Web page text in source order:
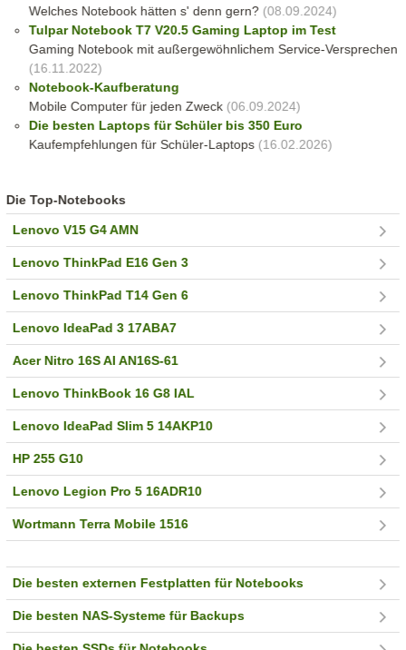
Welches Notebook hätten s' denn gern?(08.09.2024)
Tulpar Notebook T7 V20.5 Gaming Laptop im Test
Gaming Notebook mit außergewöhnlichem Service-Versprechen
(16.11.2022)
Notebook-Kaufberatung
Mobile Computer für jeden Zweck(06.09.2024)
Die besten Laptops für Schüler bis 350 Euro
Kaufempfehlungen für Schüler-Laptops(16.02.2026)
Die Top-Notebooks
Lenovo V15 G4 AMN
Lenovo ThinkPad E16 Gen 3
Lenovo ThinkPad T14 Gen 6
Lenovo IdeaPad 3 17ABA7
Acer Nitro 16S AI AN16S-61
Lenovo ThinkBook 16 G8 IAL
Lenovo IdeaPad Slim 5 14AKP10
HP 255 G10
Lenovo Legion Pro 5 16ADR10
Wortmann Terra Mobile 1516
Die besten externen Festplatten für Notebooks
Die besten NAS-Systeme für Backups